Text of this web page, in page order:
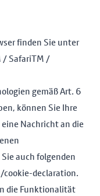
finden Sie unter
/SafariTM /
gemäß Art. 6
können Sie Ihre
Nachricht an die
auch folgenden
declaration.
die Funktionalität